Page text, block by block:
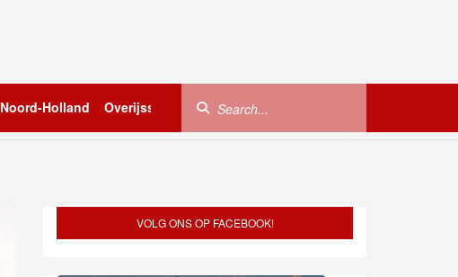
Noord-Holland Overijssel Utrecht Zeeland
VOLG ONS OP FACEBOOK!